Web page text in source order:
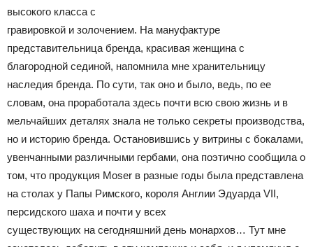
высокого класса с
гравировкой и золочением. На мануфактуре
представительница бренда, красивая женщина с
благородной сединой, напомнила мне хранительницу
наследия бренда. По сути, так оно и было, ведь, по ее
словам, она проработала здесь почти всю свою жизнь и в
мельчайших деталях знала не только секреты производства,
но и историю бренда. Остановившись у витрины с бокалами,
увенчанными различными гербами, она поэтично сообщила о
том, что продукция Moser в разные годы была представлена
на столах у Папы Римского, короля Англии Эдуарда VII,
персидского шаха и почти у всех
существующих на сегодняшний день монархов… Тут мне